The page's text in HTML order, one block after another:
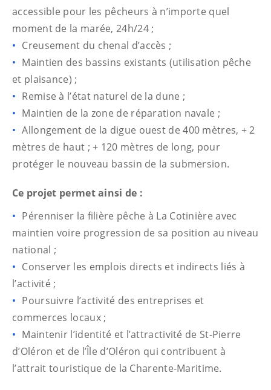
accessible pour les pêcheurs à n’importe quel
moment de la marée, 24h/24 ;
Creusement du chenal d’accès ;
Maintien des bassins existants (utilisation pêche
et plaisance) ;
Remise à l’état naturel de la dune ;
Maintien de la zone de réparation navale ;
Allongement de la digue ouest de 400 mètres, + 2
mètres de haut ; + 120 mètres de long, pour
protéger le nouveau bassin de la submersion.
Ce projet permet ainsi de :
Pérenniser la filière pêche à La Cotinière avec
maintien voire progression de sa position au niveau
national ;
Conserver les emplois directs et indirects liés à
l’activité ;
Poursuivre l’activité des entreprises et
commerces locaux ;
Maintenir l’identité et l’attractivité de St-Pierre
d’Oléron et de l’Île d’Oléron qui contribuent à
l’attrait touristique de la Charente-Maritime.